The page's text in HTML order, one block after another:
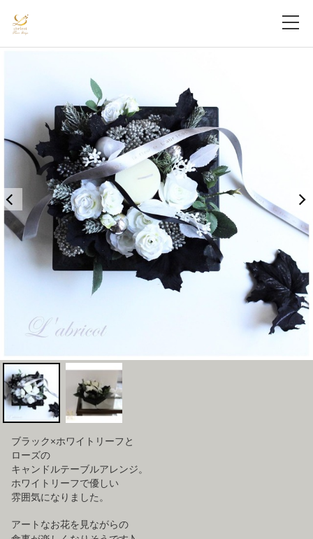
ブラック×ホワイトリーフと
ローズの
キャンドルテーブルアレンジ。
ホワイトリーフで優しい
雰囲気になりました。
アートなお花を見ながらの